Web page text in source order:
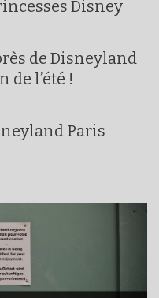
Disney
de Disneyland
de l’été !
Paris